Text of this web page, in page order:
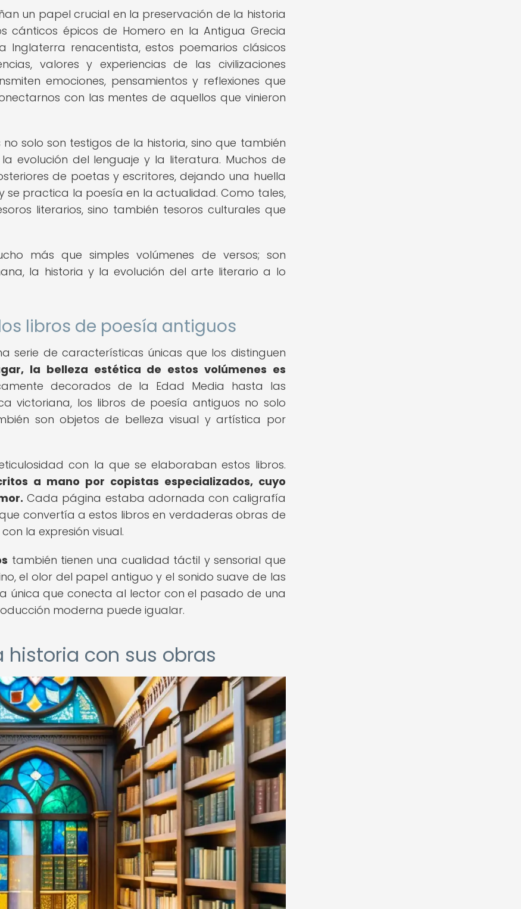
un papel crucial en la preservación de la historia
cánticos épicos de Homero en la Antigua Grecia
Inglaterra renacentista, estos poemarios clásicos
valores y experiencias de las civilizaciones
emociones, pensamientos y reflexiones que
con las mentes de aquellos que vinieron
solo son testigos de la historia, sino que también
evolución del lenguaje y la literatura. Muchos de
de poetas y escritores, dejando una huella
se practica la poesía en la actualidad. Como tales,
literarios, sino también tesoros culturales que
más que simples volúmenes de versos; son
la historia y la evolución del arte literario a lo
libros de poesía antiguos
serie de características únicas que los distinguen
la belleza estética de estos volúmenes es
decorados de la Edad Media hasta las
victoriana, los libros de poesía antiguos no solo
son objetos de belleza visual y artística por
con la que se elaboraban estos libros.
a mano por copistas especializados, cuyo
Cada página estaba adornada con caligrafía
convertía a estos libros en verdaderas obras de
la expresión visual.
también tienen una cualidad táctil y sensorial que
el olor del papel antiguo y el sonido suave de las
única que conecta al lector con el pasado de una
moderna puede igualar.
historia con sus obras